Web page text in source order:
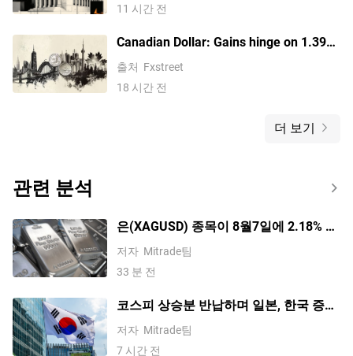
11 시간 전
Canadian Dollar: Gains hinge on 1.3970
against US Dollar – Scotiabank
출처 Fxstreet
18 시간 전
더 보기
관련 분석
은(XAGUSD) 종목이 8월7일에 2.18% 상
승했습니다. 수요 전망이 바뀌고 있는 걸
저자 Mitrade팀
33 분 전
코스피 상승분 반납하며 일본, 한국 증시
혼조세; 소프트뱅크 5% 이상 하락, 키옥
시아 2% 하락
저자 Mitrade팀
7 시간 전